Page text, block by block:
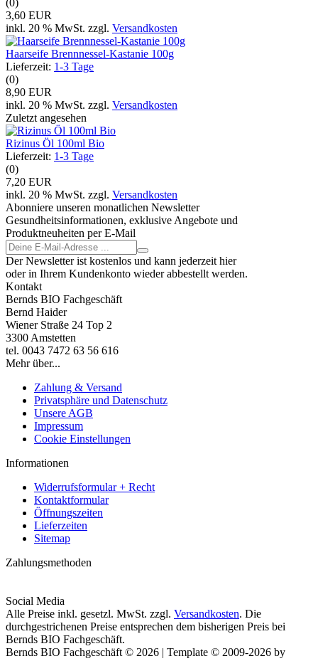
(0)
3,60 EUR
inkl. 20 % MwSt. zzgl. Versandkosten
Haarseife Brennnessel-Kastanie 100g
Lieferzeit: 1-3 Tage
(0)
8,90 EUR
inkl. 20 % MwSt. zzgl. Versandkosten
Zuletzt angesehen
Rizinus Öl 100ml Bio
Lieferzeit: 1-3 Tage
(0)
7,20 EUR
inkl. 20 % MwSt. zzgl. Versandkosten
Abonniere unseren monatlichen Newsletter
Gesundheitsinformationen, exklusive Angebote und
Produktneuheiten per E-Mail
Der Newsletter ist kostenlos und kann jederzeit hier
oder in Ihrem Kundenkonto wieder abbestellt werden.
Kontakt
Bernds BIO Fachgeschäft
Bernd Haider
Wiener Straße 24 Top 2
3300 Amstetten
tel. 0043 7472 63 56 616
Mehr über...
Zahlung & Versand
Privatsphäre und Datenschutz
Unsere AGB
Impressum
Cookie Einstellungen
Informationen
Widerrufsformular + Recht
Kontaktformular
Öffnungszeiten
Lieferzeiten
Sitemap
Zahlungsmethoden
Social Media
Alle Preise inkl. gesetzl. MwSt. zzgl. Versandkosten. Die
durchgestrichenen Preise entsprechen dem bisherigen Preis bei
Bernds BIO Fachgeschäft.
Bernds BIO Fachgeschäft © 2026 | Template © 2009-2026 by